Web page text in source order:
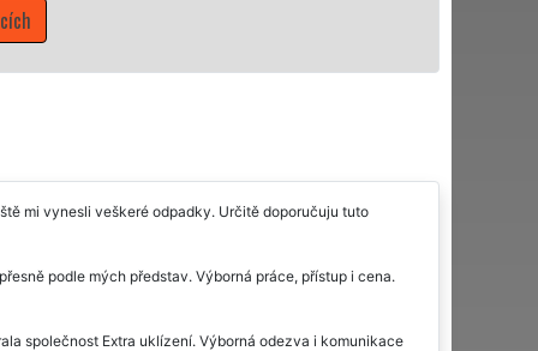
mi vynesli veškeré odpadky. Určitě doporučuju tuto
podle mých představ. Výborná práce, přístup i cena.
společnost Extra uklízení. Výborná odezva i komunikace